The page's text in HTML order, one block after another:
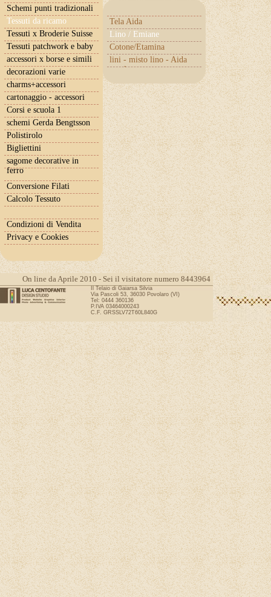
Schemi punti tradizionali
Tessuti da ricamo
Tela Aida
Lino / Emiane
Cotone/Etamina
lini - misto lino - Aida
con lurex
Tessuti x Broderie Suisse
Tessuti patchwork e baby
accessori x borse e simili
decorazioni varie
charms+accessori
cartonaggio - accessori
Corsi e scuola 1
schemi Gerda Bengtsson
Polistirolo
Bigliettini
sagome decorative in
ferro
Conversione Filati
Calcolo Tessuto
Condizioni di Vendita
Privacy e Cookies
On line da Aprile 2010 - Sei il visitatore numero 8443964
Il Telaio di Gaiarsa Silvia
Via Pascoli 53, 36030 Povolaro (VI)
Tel: 0444 360136
P.IVA 03464000243
C.F. GRSSLV72T60L840G